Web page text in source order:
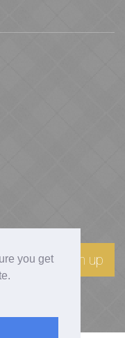
you get
Sign up